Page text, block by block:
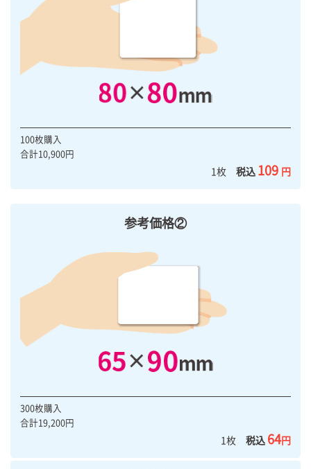
100枚購入
合計10,900円
1枚税込 109 円
参考価格②
300枚購入
合計19,200円
1枚税込 64円